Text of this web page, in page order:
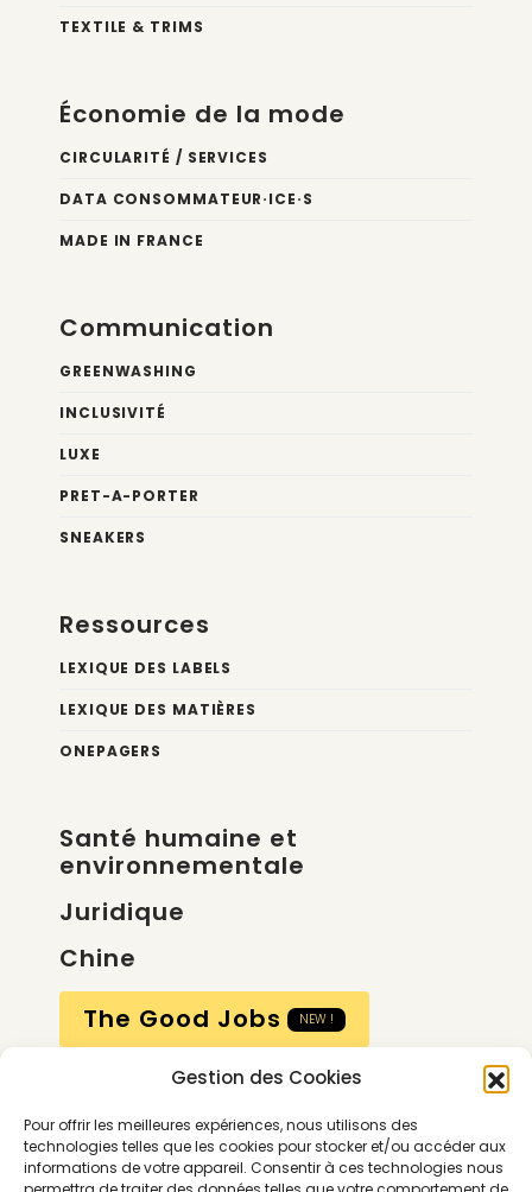
Gestion des Cookies
Pour offrir les meilleures expériences, nous utilisons des
technologies telles que les cookies pour stocker et/ou accéder aux
informations de votre appareil. Consentir à ces technologies nous
TEXTILE & TRIMS
Économie de la mode
CIRCULARITÉ / SERVICES
DATA CONSOMMATEUR·ICE·S
MADE IN FRANCE
Communication
GREENWASHING
INCLUSIVITÉ
LUXE
PRET-A-PORTER
SNEAKERS
Ressources
LEXIQUE DES LABELS
LEXIQUE DES MATIÈRES
ONEPAGERS
Santé humaine et
environnementale
Juridique
Chine
The Good Jobs
NEW !
Compte
Calendrier
Contactez-nous